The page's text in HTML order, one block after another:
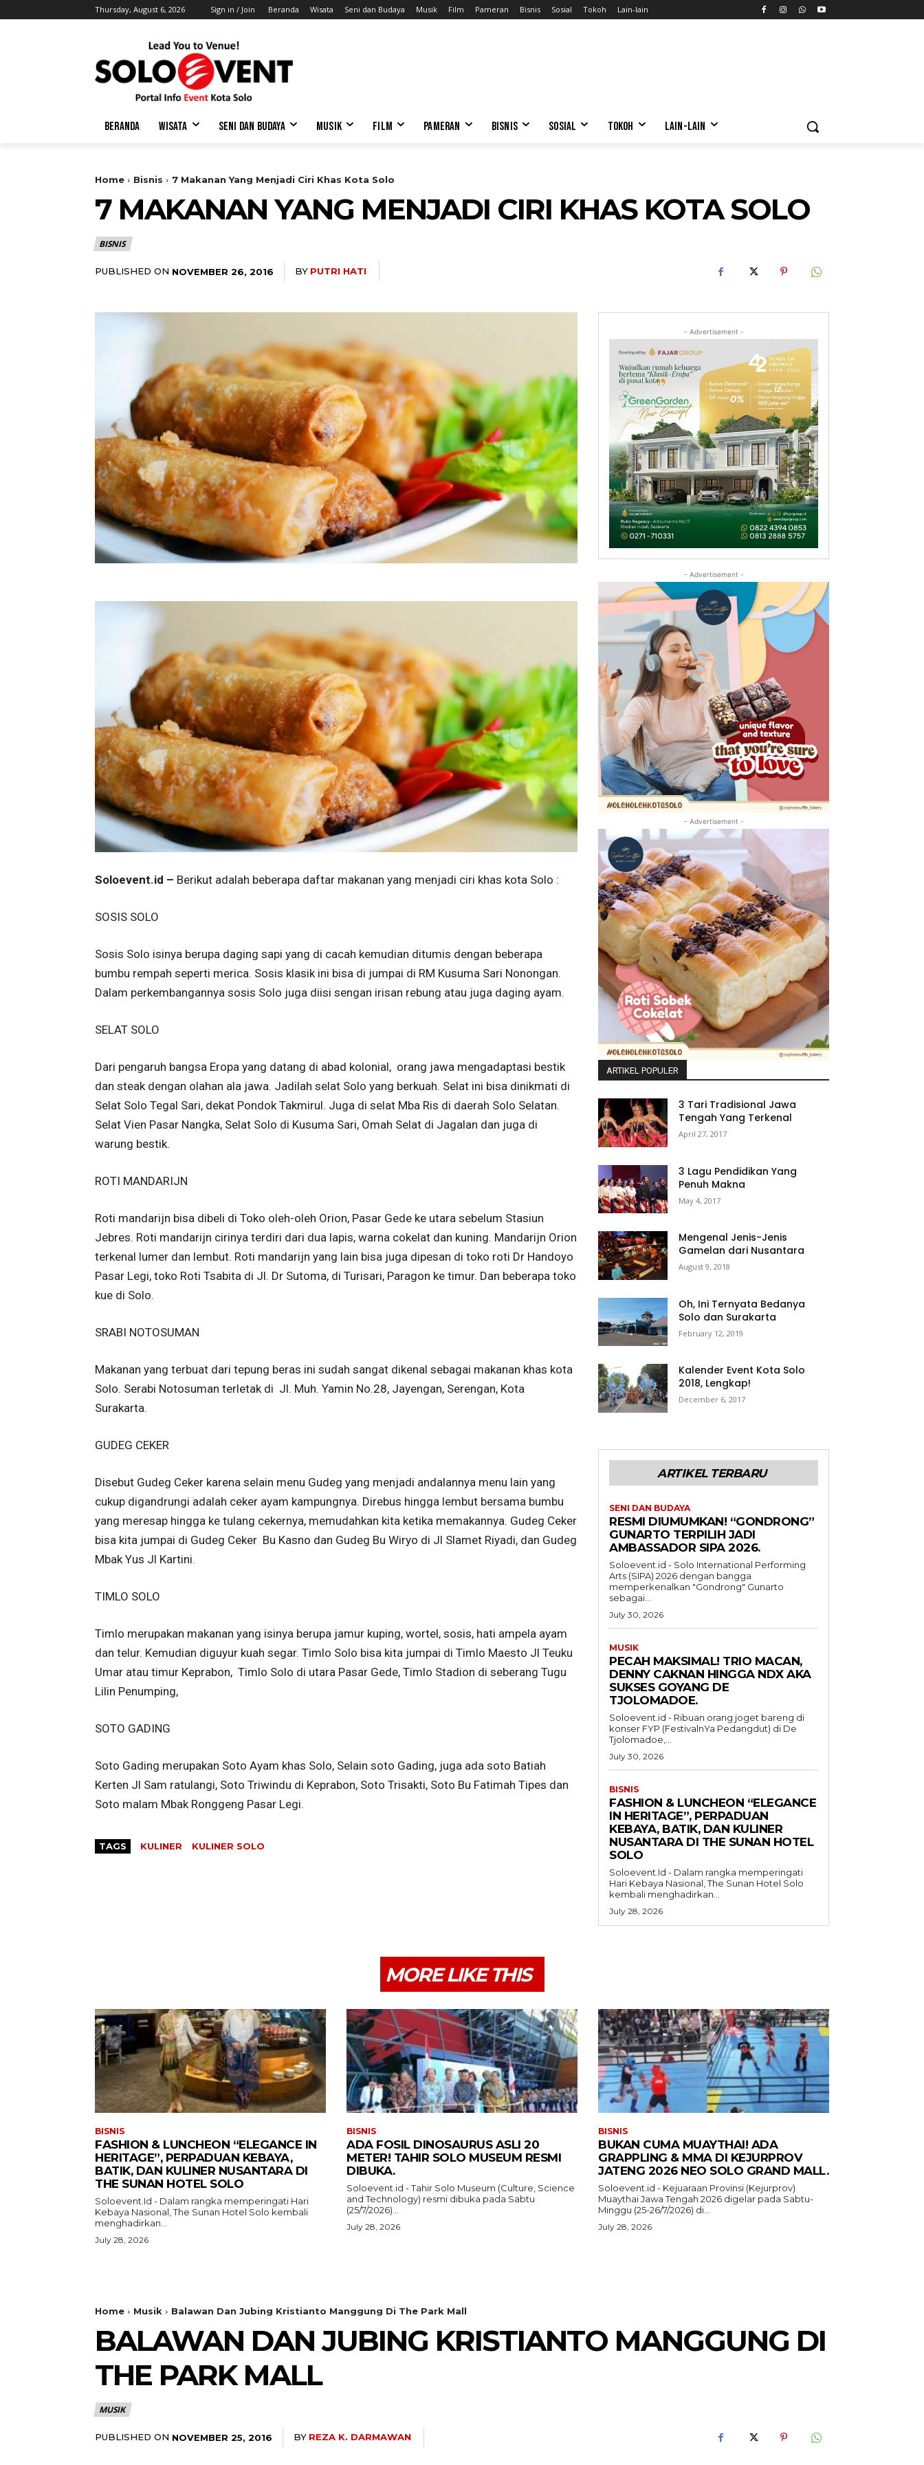
Thursday, August 6, 2026 Sign in / Join Beranda Wisata Seni dan Budaya Musik Film Pameran Bisnis Sosial Tokoh Lain-lain
BERANDA WISATA SENI DAN BUDAYA MUSIK FILM PAMERAN BISNIS SOSIAL TOKOH LAIN-LAIN
Home Bisnis 7 Makanan Yang Menjadi Ciri Khas Kota Solo
7 MAKANAN YANG MENJADI CIRI KHAS KOTA SOLO
BISNIS
PUBLISHED ON NOVEMBER 26, 2016 BY PUTRI HATI
- Advertisement -
Soloevent.id – Berikut adalah beberapa daftar makanan yang menjadi ciri khas kota Solo :
SOSIS SOLO
Sosis Solo isinya berupa daging sapi yang di cacah kemudian ditumis dengan beberapa
bumbu rempah seperti merica. Sosis klasik ini bisa di jumpai di RM Kusuma Sari Nonongan.
Dalam perkembangannya sosis Solo juga diisi sengan irisan rebung atau juga daging ayam.
SELAT SOLO
Dari pengaruh bangsa Eropa yang datang di abad kolonial, orang jawa mengadaptasi bestik
dan steak dengan olahan ala jawa. Jadilah selat Solo yang berkuah. Selat ini bisa dinikmati di
Selat Solo Tegal Sari, dekat Pondok Takmirul. Juga di selat Mba Ris di daerah Solo Selatan.
Selat Vien Pasar Nangka, Selat Solo di Kusuma Sari, Omah Selat di Jagalan dan juga di
warung bestik.
ROTI MANDARIJN
Roti mandarijn bisa dibeli di Toko oleh-oleh Orion, Pasar Gede ke utara sebelum Stasiun
Jebres. Roti mandarijn cirinya terdiri dari dua lapis, warna cokelat dan kuning. Mandarijn Orion
terkenal lumer dan lembut. Roti mandarijn yang lain bisa juga dipesan di toko roti Dr Handoyo
Pasar Legi, toko Roti Tsabita di Jl. Dr Sutoma, di Turisari, Paragon ke timur. Dan beberapa toko
kue di Solo.
SRABI NOTOSUMAN
Makanan yang terbuat dari tepung beras ini sudah sangat dikenal sebagai makanan khas kota
Solo. Serabi Notosuman terletak di Jl. Muh. Yamin No.28, Jayengan, Serengan, Kota
Surakarta.
GUDEG CEKER
Disebut Gudeg Ceker karena selain menu Gudeg yang menjadi andalannya menu lain yang
cukup digandrungi adalah ceker ayam kampungnya. Direbus hingga lembut bersama bumbu
yang meresap hingga ke tulang cekernya, memudahkan kita ketika memakannya. Gudeg Ceker
bisa kita jumpai di Gudeg Ceker Bu Kasno dan Gudeg Bu Wiryo di Jl Slamet Riyadi, dan Gudeg
Mbak Yus Jl Kartini.
TIMLO SOLO
Timlo merupakan makanan yang isinya berupa jamur kuping, wortel, sosis, hati ampela ayam
dan telur. Kemudian diguyur kuah segar. Timlo Solo bisa kita jumpai di Timlo Maesto Jl Teuku
Umar atau timur Keprabon, Timlo Solo di utara Pasar Gede, Timlo Stadion di seberang Tugu
Lilin Penumping,
SOTO GADING
Soto Gading merupakan Soto Ayam khas Solo, Selain soto Gading, juga ada soto Batiah
Kerten Jl Sam ratulangi, Soto Triwindu di Keprabon, Soto Trisakti, Soto Bu Fatimah Tipes dan
Soto malam Mbak Ronggeng Pasar Legi.
TAGS KULINER KULINER SOLO
- Advertisement -
- Advertisement -
ARTIKEL POPULER
3 Tari Tradisional Jawa
Tengah Yang Terkenal
April 27, 2017
3 Lagu Pendidikan Yang
Penuh Makna
May 4, 2017
Mengenal Jenis-Jenis
Gamelan dari Nusantara
August 9, 2018
Oh, Ini Ternyata Bedanya
Solo dan Surakarta
February 12, 2019
Kalender Event Kota Solo
2018, Lengkap!
December 6, 2017
ARTIKEL TERBARU
SENI DAN BUDAYA
RESMI DIUMUMKAN! “GONDRONG”
GUNARTO TERPILIH JADI
AMBASSADOR SIPA 2026.
Soloevent.id - Solo International Performing
Arts (SIPA) 2026 dengan bangga
memperkenalkan "Gondrong" Gunarto
sebagai...
July 30, 2026
MUSIK
PECAH MAKSIMAL! TRIO MACAN,
DENNY CAKNAN HINGGA NDX AKA
SUKSES GOYANG DE
TJOLOMADOE.
Soloevent.id - Ribuan orang joget bareng di
konser FYP (FestivalnYa Pedangdut) di De
Tjolomadoe,...
July 30, 2026
BISNIS
FASHION & LUNCHEON “ELEGANCE
IN HERITAGE”, PERPADUAN
KEBAYA, BATIK, DAN KULINER
NUSANTARA DI THE SUNAN HOTEL
SOLO
Soloevent.Id - Dalam rangka memperingati
Hari Kebaya Nasional, The Sunan Hotel Solo
kembali menghadirkan...
July 28, 2026
MORE LIKE THIS
BISNIS
FASHION & LUNCHEON “ELEGANCE IN
HERITAGE”, PERPADUAN KEBAYA,
BATIK, DAN KULINER NUSANTARA DI
THE SUNAN HOTEL SOLO
Soloevent.Id - Dalam rangka memperingati Hari
Kebaya Nasional, The Sunan Hotel Solo kembali
menghadirkan...
July 28, 2026
BISNIS
ADA FOSIL DINOSAURUS ASLI 20
METER! TAHIR SOLO MUSEUM RESMI
DIBUKA.
Soloevent.id - Tahir Solo Museum (Culture, Science
and Technology) resmi dibuka pada Sabtu
(25/7/2026)...
July 28, 2026
BISNIS
BUKAN CUMA MUAYTHAI! ADA
GRAPPLING & MMA DI KEJURPROV
JATENG 2026 NEO SOLO GRAND MALL.
Soloevent.id - Kejuaraan Provinsi (Kejurprov)
Muaythai Jawa Tengah 2026 digelar pada Sabtu-
Minggu (25-26/7/2026) di...
July 28, 2026